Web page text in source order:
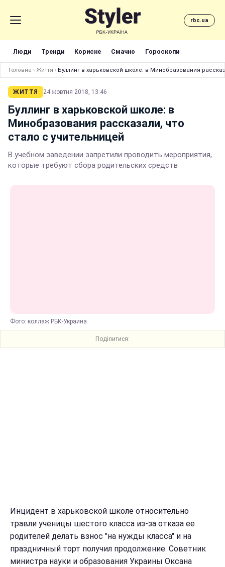
rbc.ua
Люди Тренди Корисне Смачно Гороскопи
Головна › Життя › Буллинг в харьковской школе: в Минобразования
ЖИТТЯ 24 жовтня 2018, 13:46
Буллинг в харьковской школе: в
Минобразования рассказали, что
стало с учительницей
В учебном заведении запретили проводить мероприятия,
которые требуют сбора родительских средств
Фото: коллаж РБК-Украина
Поділитися:
Инцидент в харьковской школе относительно
травли ученицы шестого класса из-за отказа ее
родителей делать взнос "на нужды класса" и на
праздничный торт получил продолжение. Советник
министра науки и образования Украины Оксана